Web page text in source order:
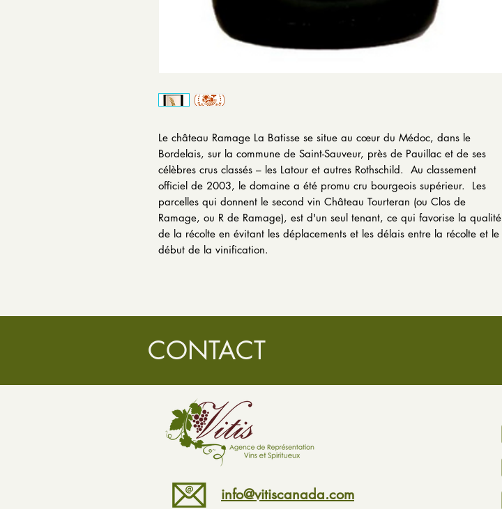
Le château Ramage La Batisse se situe au cœur du Médoc, dans le
Bordelais, sur la commune de Saint-Sauveur, près de Pauillac et de ses
célèbres crus classés – les Latour et autres Rothschild. Au classement
officiel de 2003, le domaine a été promu cru bourgeois supérieur. Les
parcelles qui donnent le second vin Château Tourteran (ou Clos de
Ramage, ou R de Ramage), est d'un seul tenant, ce qui favorise la qualité
de la récolte en évitant les déplacements et les délais entre la récolte et le
début de la vinification.
CONTACT
info@vitiscanada.com